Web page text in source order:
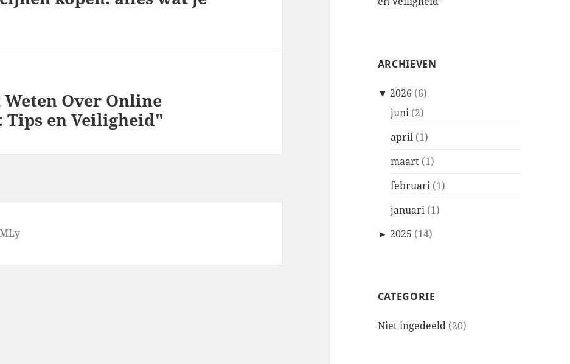
ARCHIEVEN
▼ 2026 (6)
juni (2)
april (1)
maart (1)
februari (1)
januari (1)
► 2025 (14)
CATEGORIE
Niet ingedeeld (20)
Over Online
Tips en Veiligheid"